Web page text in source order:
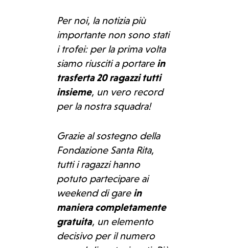
Per noi, la notizia più
importante non sono stati
i trofei: per la prima volta
siamo riusciti a portare in
trasferta 20 ragazzi tutti
insieme, un vero record
per la nostra squadra!
Grazie al sostegno della
Fondazione Santa Rita,
tutti i ragazzi hanno
potuto partecipare ai
weekend di gare in
maniera completamente
gratuita, un elemento
decisivo per il numero